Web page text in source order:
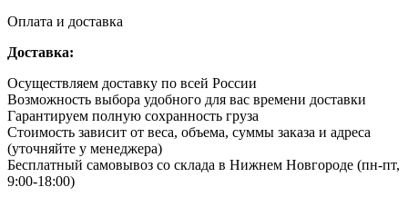
Оплата и доставка
Доставка:
Осуществляем доставку по всей России
Возможность выбора удобного для вас времени доставки
Гарантируем полную сохранность груза
Стоимость зависит от веса, объема, суммы заказа и адреса
(уточняйте у менеджера)
Бесплатный самовывоз со склада в Нижнем Новгороде (пн-пт,
9:00-18:00)